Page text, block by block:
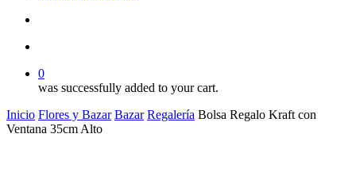
0
was successfully added to your cart.
Inicio Flores y Bazar Bazar Regalería Bolsa Regalo Kraft con
Ventana 35cm Alto